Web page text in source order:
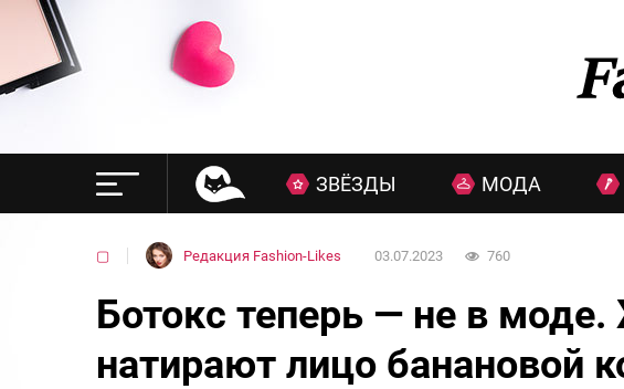
ЗВЁЗДЫ МОДА
▢ Редакция Fashion-Likes 03.07.2023 760
Ботокс теперь — не в
натирают лицо банановой